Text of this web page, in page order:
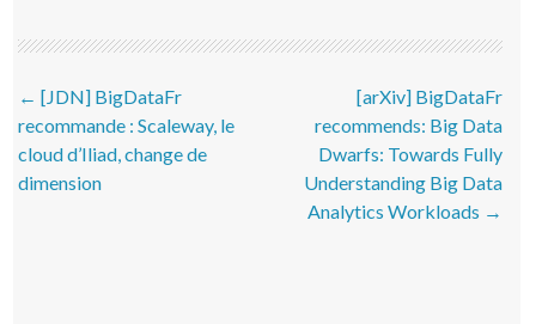
Post navigation
← [JDN] BigDataFr
recommande : Scaleway, le
cloud d’Iliad, change de
dimension
[arXiv] BigDataFr
recommends: Big Data
Dwarfs: Towards Fully
Understanding Big Data
Analytics Workloads →